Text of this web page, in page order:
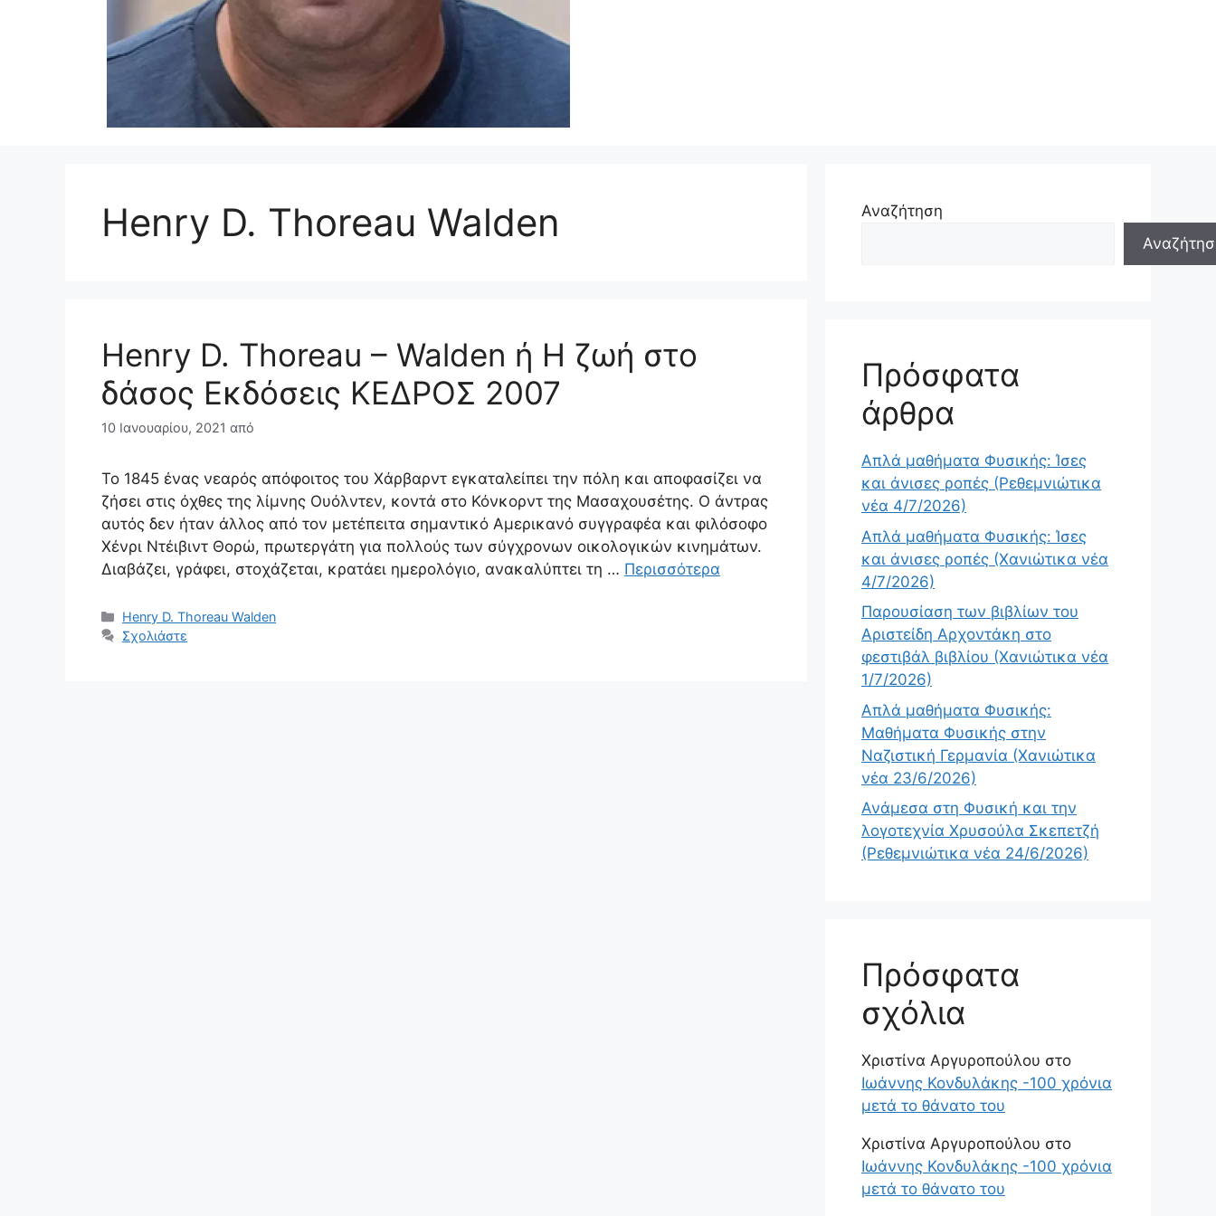
Henry D. Thoreau Walden
Henry D. Thoreau – Walden ή Η ζωή στο
δάσος Εκδόσεις ΚΕΔΡΟΣ 2007
10 Ιανουαρίου, 2021 από
Το 1845 ένας νεαρός απόφοιτος του Χάρβαρντ εγκαταλείπει την πόλη και αποφασίζει να
ζήσει στις όχθες της λίμνης Ουόλντεν, κοντά στο Κόνκορντ της Μασαχουσέτης. Ο άντρας
αυτός δεν ήταν άλλος από τον μετέπειτα σημαντικό Αμερικανό συγγραφέα και φιλόσοφο
Χένρι Ντέιβιντ Θορώ, πρωτεργάτη για πολλούς των σύγχρονων οικολογικών κινημάτων.
Διαβάζει, γράφει, στοχάζεται, κρατάει ημερολόγιο, ανακαλύπτει τη … Περισσότερα
Κατηγορίες
Henry D. Thoreau Walden
Σχολιάστε
Αναζήτηση
Πρόσφατα
άρθρα
Απλά μαθήματα Φυσικής: Ίσες
και άνισες ροπές (Ρεθεμνιώτικα
νέα 4/7/2026)
Απλά μαθήματα Φυσικής: Ίσες
και άνισες ροπές (Χανιώτικα νέα
4/7/2026)
Παρουσίαση των βιβλίων του
Αριστείδη Αρχοντάκη στο
φεστιβάλ βιβλίου (Χανιώτικα νέα
1/7/2026)
Απλά μαθήματα Φυσικής:
Μαθήματα Φυσικής στην
Ναζιστική Γερμανία (Χανιώτικα
νέα 23/6/2026)
Ανάμεσα στη Φυσική και την
λογοτεχνία Χρυσούλα Σκεπετζή
(Ρεθεμνιώτικα νέα 24/6/2026)
Πρόσφατα
σχόλια
Χριστίνα Αργυροπούλου στο
Ιωάννης Κονδυλάκης -100 χρόνια
μετά το θάνατο του
Χριστίνα Αργυροπούλου στο
Ιωάννης Κονδυλάκης -100 χρόνια
μετά το θάνατο του